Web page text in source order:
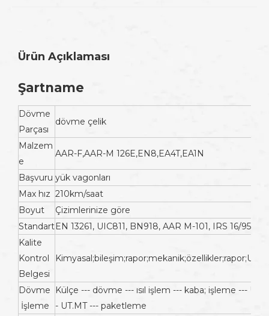
Ürün Açıklaması
Şartname
Dövme
Parçası
dövme çelik
Malzem
e
AAR-F,AAR-M 126E,EN8,EA4T,EA1N
Başvuru yük vagonları
Max hız 210km/saat
Boyut
Çizimlerinize göre
StandartEN 13261, UIC811, BN918, AAR M-101, IRS 16/95,
Kalite
Kontrol
Belgesi
Dövme
İşleme
Külçe --- dövme --- ısıl işlem --- kaba; işleme ---
- UT.MT --- paketleme